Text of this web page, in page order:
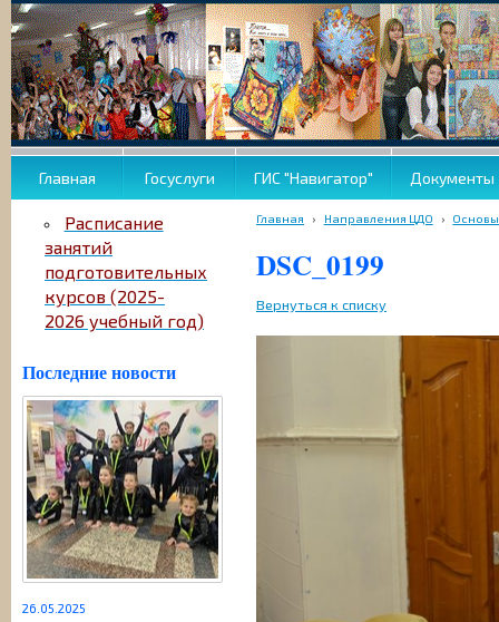
Главная Госуслуги ГИС "Навигатор" Документы
Расписание
занятий
подготовительных
курсов (2025-
2026 учебный год)
Последние новости
26.05.2025
Главная › Направления ЦДО › Основы
DSC_0199
Вернуться к списку